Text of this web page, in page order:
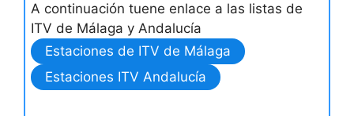
A continuación tuene enlace a las listas de
ITV de Málaga y Andalucía
Estaciones de ITV de Málaga
Estaciones ITV Andalucía